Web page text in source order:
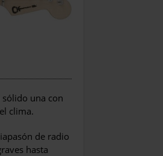
una con
clima.
de radio
hasta